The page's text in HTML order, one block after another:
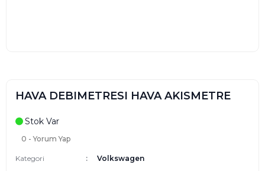
HAVA DEBIMETRESI HAVA AKISMETRE
Stok Var
0 - Yorum Yap
Kategori
Volkswagen